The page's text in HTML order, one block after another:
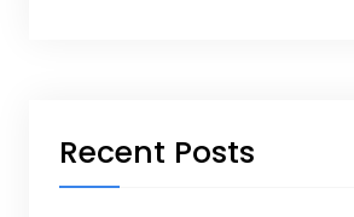
Recent Posts